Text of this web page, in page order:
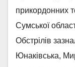
прикордонних
Сумської
Обстрілів
Юнаківська,